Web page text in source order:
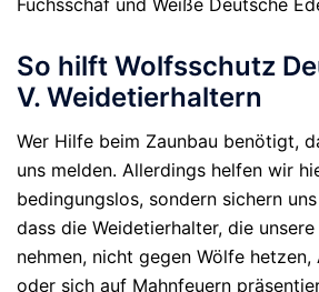
So hilft Wolfsschutz
V. Weidetierhaltern
Wer Hilfe beim Zaunbau benötigt,
uns melden. Allerdings helfen wir
bedingungslos, sondern sichern
dass die Weidetierhalter, die
nehmen, nicht gegen Wölfe
oder sich auf Mahnfeuern